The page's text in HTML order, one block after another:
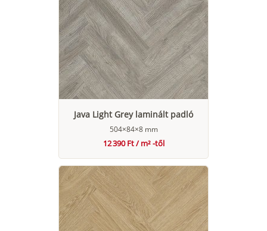
Java Light Grey laminált padló
504×84×8 mm
12 390 Ft / m² -től